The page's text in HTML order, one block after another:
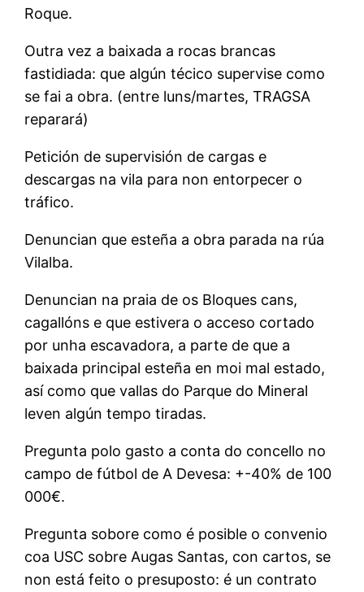
Roque.
Outra vez a baixada a rocas brancas
fastidiada: que algún técico supervise como
se fai a obra. (entre luns/martes, TRAGSA
reparará)
Petición de supervisión de cargas e
descargas na vila para non entorpecer o
tráfico.
Denuncian que esteña a obra parada na rúa
Vilalba.
Denuncian na praia de os Bloques cans,
cagallóns e que estivera o acceso cortado
por unha escavadora, a parte de que a
baixada principal esteña en moi mal estado,
así como que vallas do Parque do Mineral
leven algún tempo tiradas.
Pregunta polo gasto a conta do concello no
campo de fútbol de A Devesa: +-40% de 100
000€.
Pregunta sobore como é posible o convenio
coa USC sobre Augas Santas, con cartos, se
non está feito o presuposto: é un contrato